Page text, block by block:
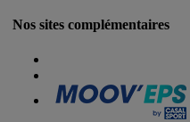
Nos sites complémentaires